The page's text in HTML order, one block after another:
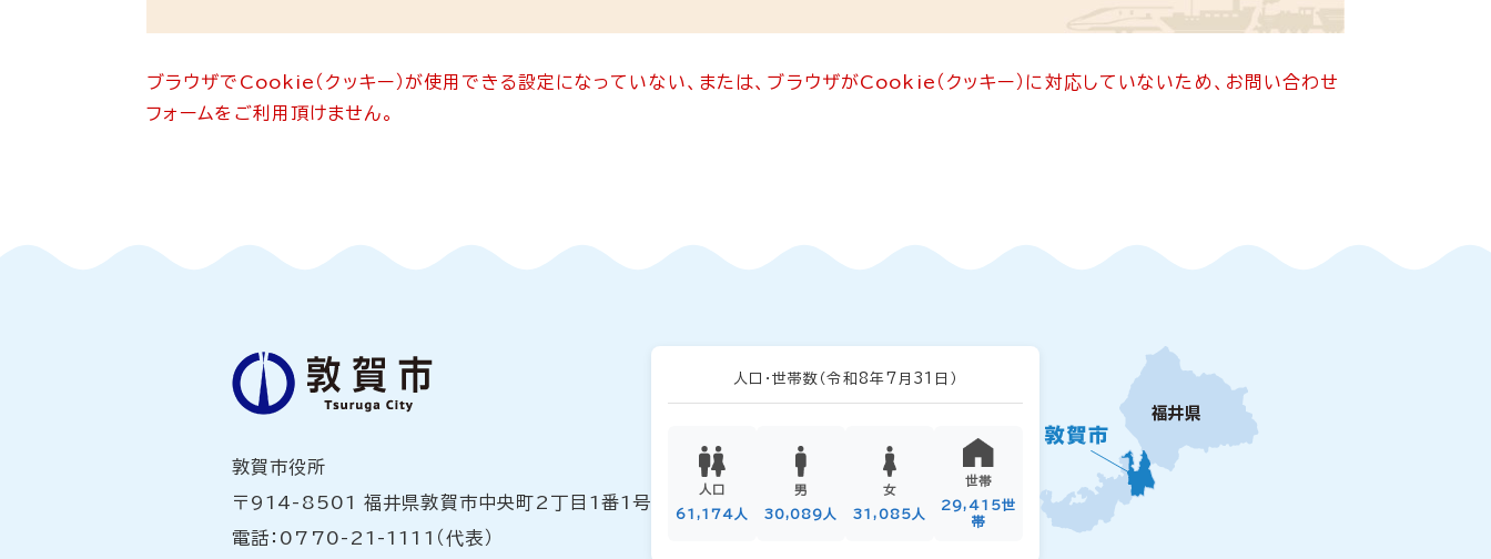
ブラウザでCookie（クッキー）が使用できる設定になっていない、または、ブラウザがCookie（クッキー）に対応していないため、お問い合わせ
フォームをご利用頂けません。
敦賀市役所
〒914-8501 福井県敦賀市中央町2丁目1番1号
電話：0770-21-1111（代表）
人口・世帯数 （令和8年7月31日）
人口
61,174人
男
30,089人
女
31,085人
世帯
29,415世
帯